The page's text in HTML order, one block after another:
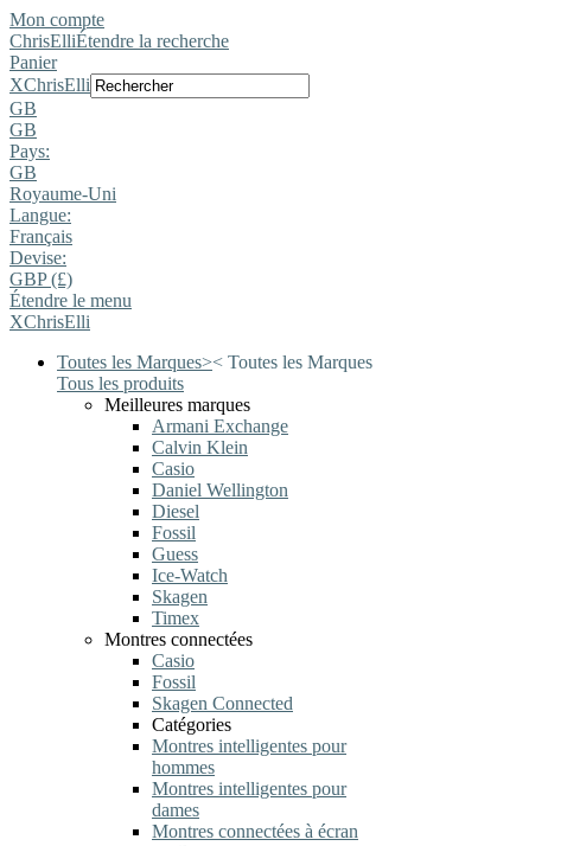
Mon compte
ChrisElliÉtendre la recherche
Panier
XChrisElli
GB
GB
Pays:
GB
Royaume-Uni
Langue:
Français
Devise:
GBP (£)
Étendre le menu
XChrisElli
Toutes les Marques>< Toutes les Marques
Tous les produits
Meilleures marques
Armani Exchange
Calvin Klein
Casio
Daniel Wellington
Diesel
Fossil
Guess
Ice-Watch
Skagen
Timex
Montres connectées
Casio
Fossil
Skagen Connected
Catégories
Montres intelligentes pour
hommes
Montres intelligentes pour
dames
Montres connectées à écran